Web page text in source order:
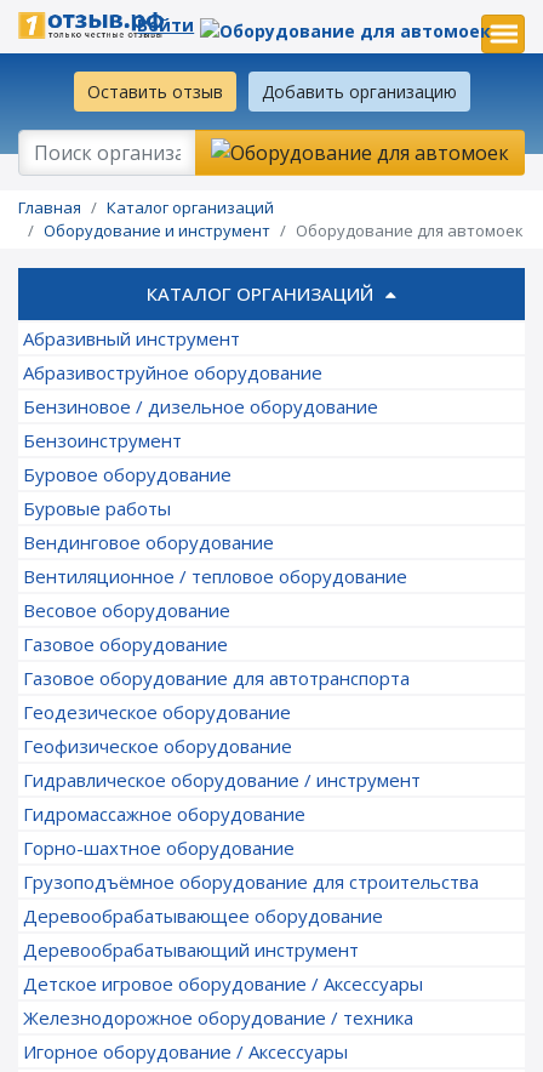
Войти
Оставить отзыв Добавить организацию
Главная
Каталог организаций
Оборудование и инструмент
Оборудование для автомоек
КАТАЛОГ ОРГАНИЗАЦИЙ
Абразивный инструмент
Абразивоструйное оборудование
Бензиновое / дизельное оборудование
Бензоинструмент
Буровое оборудование
Буровые работы
Вендинговое оборудование
Вентиляционное / тепловое оборудование
Весовое оборудование
Газовое оборудование
Газовое оборудование для автотранспорта
Геодезическое оборудование
Геофизическое оборудование
Гидравлическое оборудование / инструмент
Гидромассажное оборудование
Горно-шахтное оборудование
Грузоподъёмное оборудование для строительства
Деревообрабатывающее оборудование
Деревообрабатывающий инструмент
Детское игровое оборудование / Аксессуары
Железнодорожное оборудование / техника
Игорное оборудование / Аксессуары